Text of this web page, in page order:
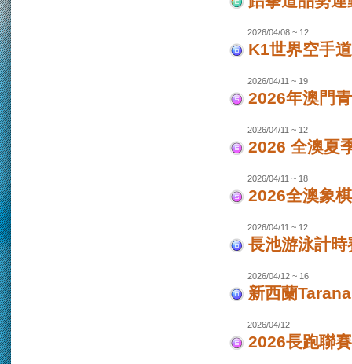
2026/04/08 ~ 12
K1世界空手
2026/04/11 ~ 19
2026年澳門
2026/04/11 ~ 12
2026 全澳夏
2026/04/11 ~ 18
2026全澳象
2026/04/11 ~ 12
長池游泳計
2026/04/12 ~ 16
新西蘭
2026/04/12
2026長跑聯